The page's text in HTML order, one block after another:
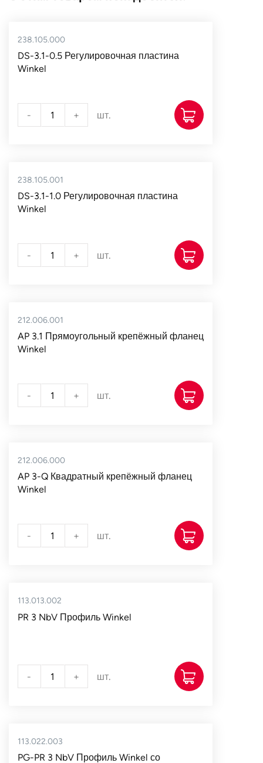
238.105.000
DS-3.1-0.5 Регулировочная пластина
Winkel
- + шт.
238.105.001
DS-3.1-1.0 Регулировочная пластина
Winkel
- + шт.
212.006.001
AP 3.1 Прямоугольный крепёжный фланец
Winkel
- + шт.
212.006.000
AP 3-Q Квадратный крепёжный фланец
Winkel
- + шт.
113.013.002
PR 3 NbV Профиль Winkel
- + шт.
113.022.003
PG-PR 3 NbV Профиль Winkel со